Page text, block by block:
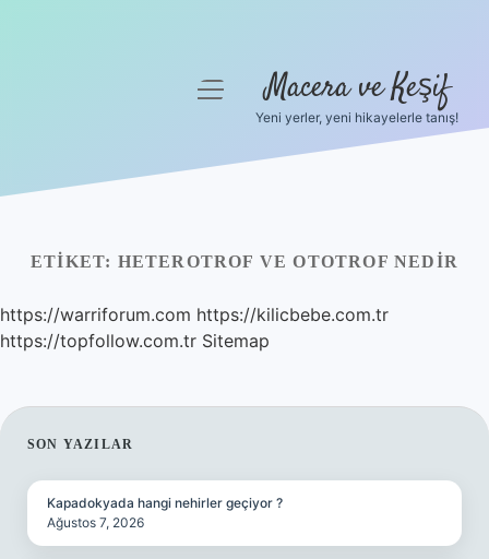
Yasal Uyarı
Hakkımızda
menüyüMacera ve Keşif
Yeni yerler, yeni hikayelerle tanış!
ETIKET: HETEROTROF VE OTOTROF NEDIR
https://warriforum.com https://kilicbebe.com.tr
https://topfollow.com.tr Sitemap
SIDEBAR
SON YAZILAR
Kapadokyada hangi nehirler geçiyor ?
Ağustos 7, 2026